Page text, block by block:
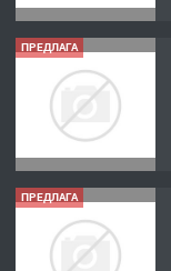
ПРЕДЛАГА
ПРЕДЛАГА